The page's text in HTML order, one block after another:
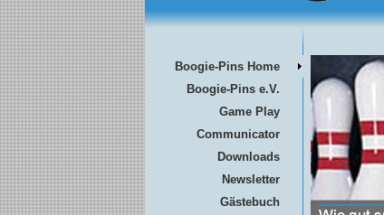
Boogie-Pins Home
Boogie-Pins e.V.
Game Play
Communicator
Downloads
Newsletter
Gästebuch